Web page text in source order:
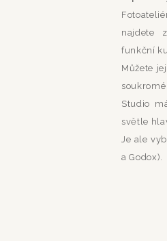
najdete
funkční
Můžete
Studio
světle
Je ale
a Godox).